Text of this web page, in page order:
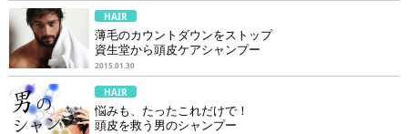
HAIR
薄毛のカウントダウンをストップ
資生堂から頭皮ケアシャンプー
2015.01.30
HAIR
悩みも、たったこれだけで！
頭皮を救う男のシャンプー